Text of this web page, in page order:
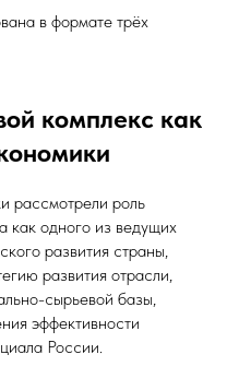
в формате трёх
комплекс как
рассмотрели роль
как одного из ведущих
развития страны,
развития отрасли,
сырьевой базы,
эффективности
России.